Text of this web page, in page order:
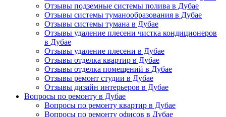
Отзывы подземные системы полива в Дубае
Отзывы системы туманообразования в Дубае
Отзывы системы тумана в Дубае
Отзывы удаление плесени чистка кондиционеров
в Дубае
Отзывы удаление плесени в Дубае
Отзывы отделка квартир в Дубае
Отзывы отделка помещений в Дубае
Отзывы ремонт студии в Дубае
Отзывы дизайн интерьеров в Дубае
Вопросы по ремонту в Дубае
Вопросы по ремонту квартир в Дубае
Вопросы по ремонту офисов в Дубае